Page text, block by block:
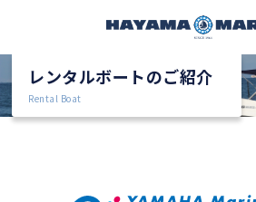
フロアガイド
レンタルボートのご紹介
Rental Boat